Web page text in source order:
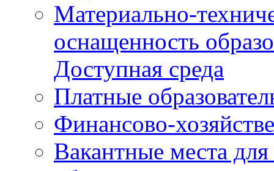
Материально-
оснащенность
Доступная среда
Платные
Финансово-
Вакантные места